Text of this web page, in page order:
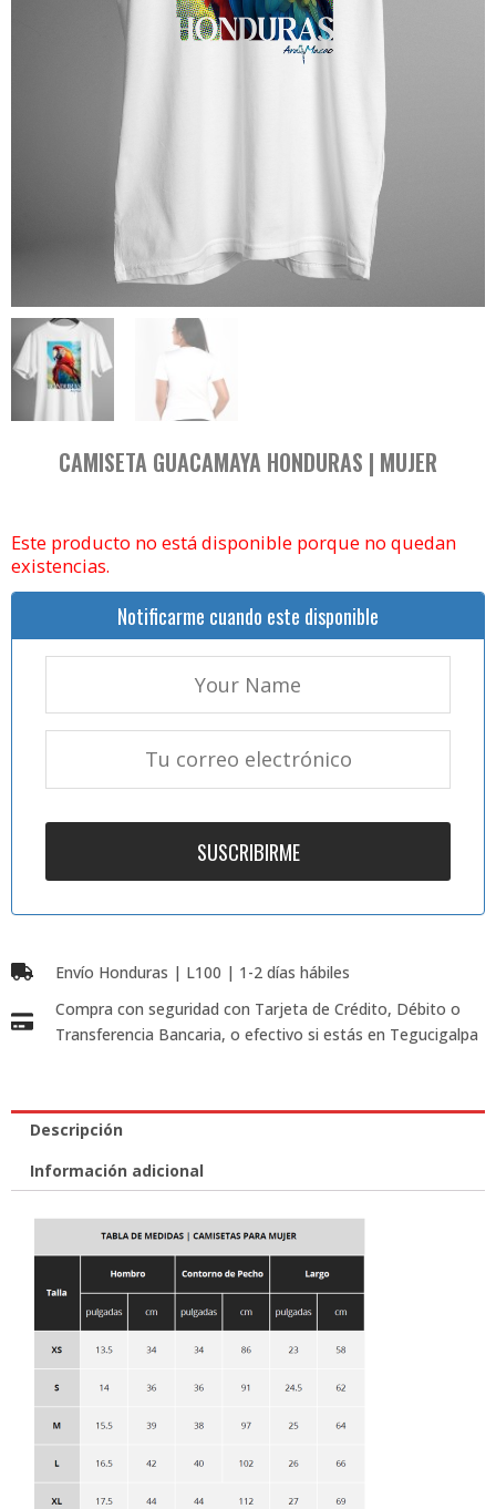
CAMISETA GUACAMAYA HONDURAS | MUJER
Este producto no está disponible porque no quedan
existencias.
Notificarme cuando este disponible
Envío Honduras | L100 | 1-2 días hábiles
Compra con seguridad con Tarjeta de Crédito, Débito o
Transferencia Bancaria, o efectivo si estás en Tegucigalpa
Descripción
Información adicional